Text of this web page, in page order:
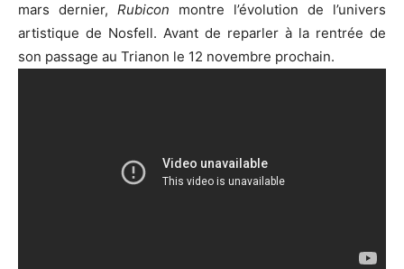
mars dernier, Rubicon montre l’évolution de l’univers
artistique de Nosfell. Avant de reparler à la rentrée de
son passage au Trianon le 12 novembre prochain.